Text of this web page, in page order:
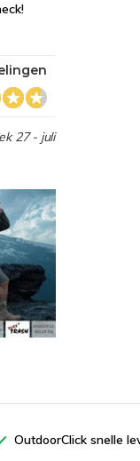
27 - juli
OutdoorClick snelle